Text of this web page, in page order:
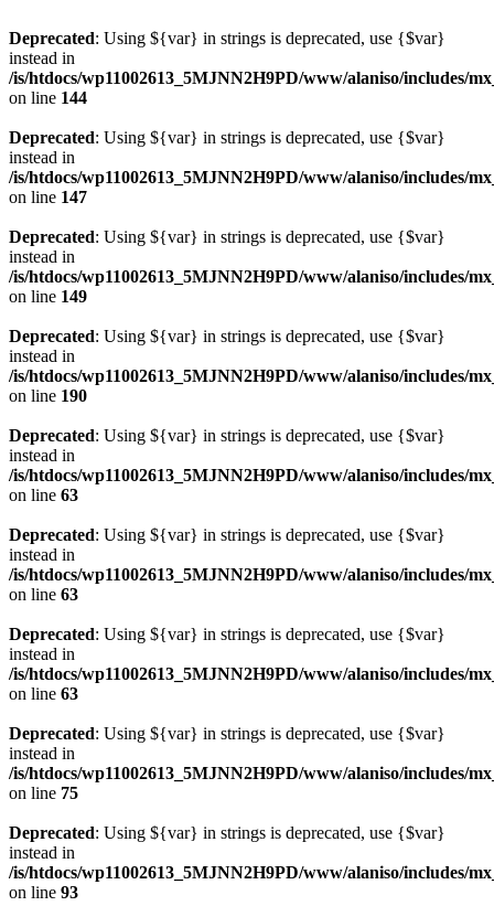
Deprecated: Using ${var} in strings is deprecated, use {$var}
instead in
/is/htdocs/wp11002613_5MJNN2H9PD/www/alaniso/includes/
on line 144
Deprecated: Using ${var} in strings is deprecated, use {$var}
instead in
/is/htdocs/wp11002613_5MJNN2H9PD/www/alaniso/includes/
on line 147
Deprecated: Using ${var} in strings is deprecated, use {$var}
instead in
/is/htdocs/wp11002613_5MJNN2H9PD/www/alaniso/includes/
on line 149
Deprecated: Using ${var} in strings is deprecated, use {$var}
instead in
/is/htdocs/wp11002613_5MJNN2H9PD/www/alaniso/includes/
on line 190
Deprecated: Using ${var} in strings is deprecated, use {$var}
instead in
/is/htdocs/wp11002613_5MJNN2H9PD/www/alaniso/includes/
on line 63
Deprecated: Using ${var} in strings is deprecated, use {$var}
instead in
/is/htdocs/wp11002613_5MJNN2H9PD/www/alaniso/includes/
on line 63
Deprecated: Using ${var} in strings is deprecated, use {$var}
instead in
/is/htdocs/wp11002613_5MJNN2H9PD/www/alaniso/includes/
on line 63
Deprecated: Using ${var} in strings is deprecated, use {$var}
instead in
/is/htdocs/wp11002613_5MJNN2H9PD/www/alaniso/includes/
on line 75
Deprecated: Using ${var} in strings is deprecated, use {$var}
instead in
/is/htdocs/wp11002613_5MJNN2H9PD/www/alaniso/includes/
on line 93